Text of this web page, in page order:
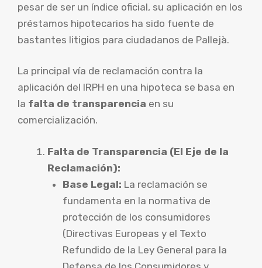
pesar de ser un índice oficial, su aplicación en los
préstamos hipotecarios ha sido fuente de
bastantes litigios para ciudadanos de Pallejà.
La principal vía de reclamación contra la
aplicación del IRPH en una hipoteca se basa en
la falta de transparencia en su
comercialización.
Falta de Transparencia (El Eje de la
Reclamación):
Base Legal: La reclamación se
fundamenta en la normativa de
protección de los consumidores
(Directivas Europeas y el Texto
Refundido de la Ley General para la